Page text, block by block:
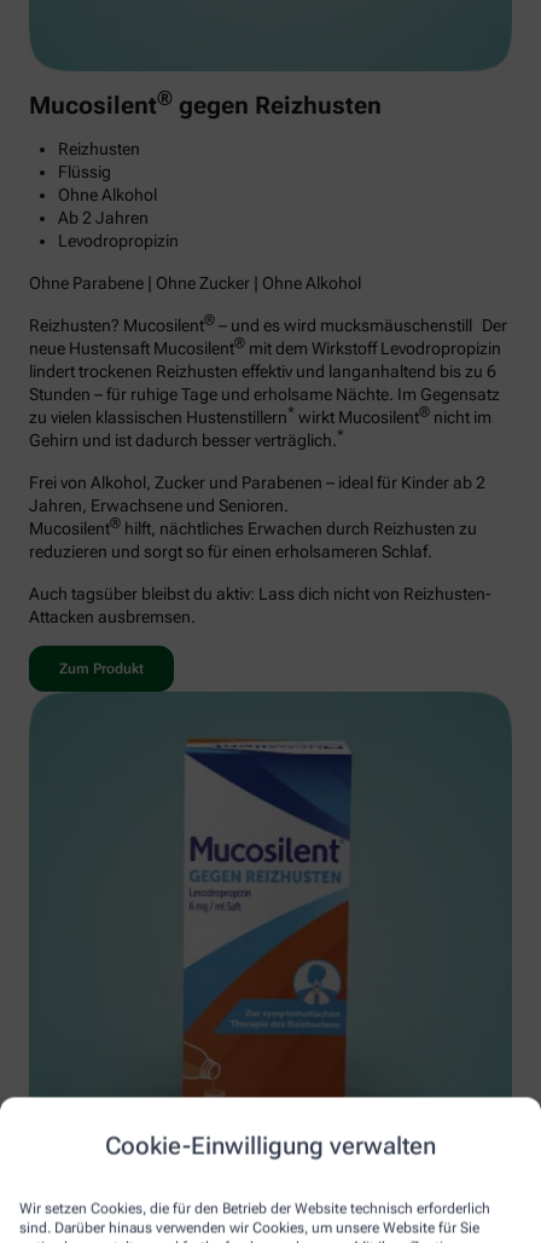
Cookie-Einwilligung verwalten
Wir setzen Cookies, die für den Betrieb der Website technisch erforderlich
sind. Darüber hinaus verwenden wir Cookies, um unsere Website für Sie
Mucosilent® gegen Reizhusten
Reizhusten
Flüssig
Ohne Alkohol
Ab 2 Jahren
Levodropropizin
Ohne Parabene | Ohne Zucker | Ohne Alkohol
Reizhusten? Mucosilent® – und es wird mucksmäuschenstill Der
neue Hustensaft Mucosilent® mit dem Wirkstoff Levodropropizin
lindert trockenen Reizhusten effektiv und langanhaltend bis zu 6
Stunden – für ruhige Tage und erholsame Nächte. Im Gegensatz
zu vielen klassischen Hustenstillern* wirkt Mucosilent® nicht im
Gehirn und ist dadurch besser verträglich. *
Frei von Alkohol, Zucker und Parabenen – ideal für Kinder ab 2
Jahren, Erwachsene und Senioren.
Mucosilent® hilft, nächtliches Erwachen durch Reizhusten zu
reduzieren und sorgt so für einen erholsameren Schlaf.
Auch tagsüber bleibst du aktiv: Lass dich nicht von Reizhusten-
Attacken ausbremsen.
Zum Produkt
Gewinnen Sie einen von 15 Diffusoren mit
Muscosolvan